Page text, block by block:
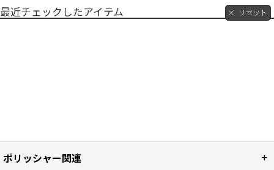
最近チェックしたアイテム リセット
ポリッシャー関連